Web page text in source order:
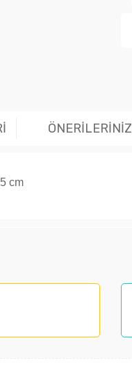
ÖNERİLERİNİZ
cm